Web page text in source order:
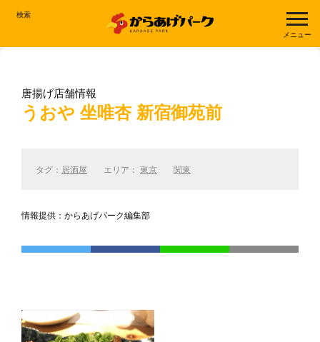
検索
メニュー
唐揚げ店舗情報
うおや 坐唯杏 新宿御苑前
タグ： 居酒屋 エリア： 東京 関東
情報提供：からあげパーク編集部